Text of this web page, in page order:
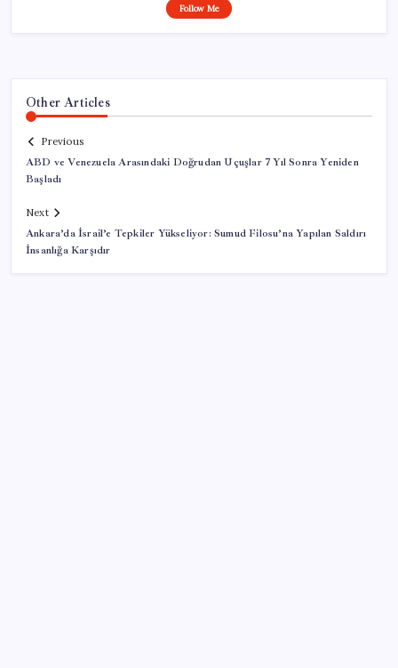
Follow Me
Other Articles
Previous
ABD ve Venezuela Arasındaki Doğrudan Uçuşlar 7 Yıl Sonra Yeniden
Başladı
Next
Ankara’da İsrail’e Tepkiler Yükseliyor: Sumud Filosu’na Yapılan Saldırı
İnsanlığa Karşıdır